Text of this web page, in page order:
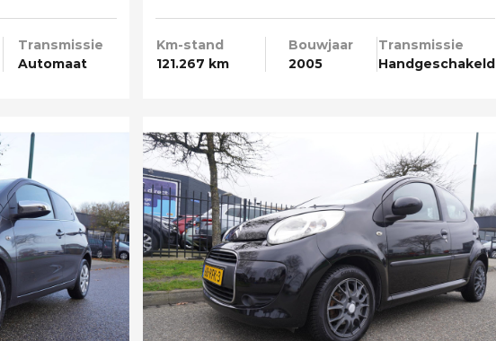
Transmissie
Automaat
Km-stand
121.267 km
Bouwjaar
2005
Transmissie
Handgeschakeld